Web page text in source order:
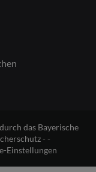
das Bayerische
- -
Einstellungen